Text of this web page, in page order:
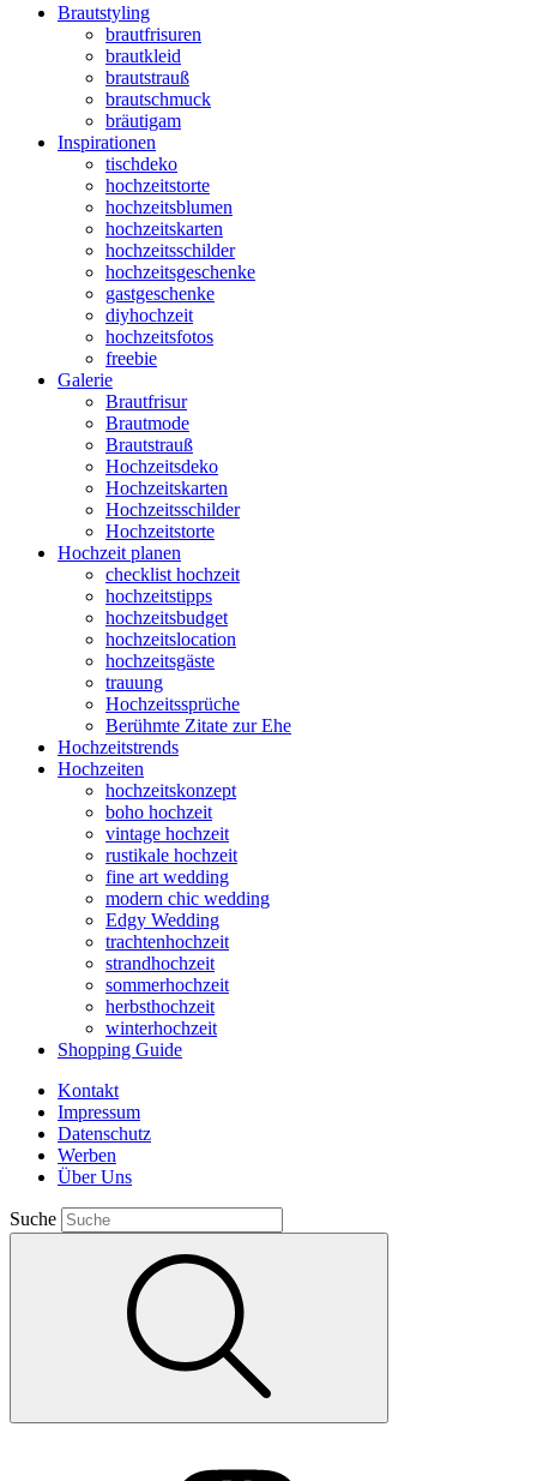
Brautstyling
brautfrisuren
brautkleid
brautstrauß
brautschmuck
bräutigam
Inspirationen
tischdeko
hochzeitstorte
hochzeitsblumen
hochzeitskarten
hochzeitsschilder
hochzeitsgeschenke
gastgeschenke
diyhochzeit
hochzeitsfotos
freebie
Galerie
Brautfrisur
Brautmode
Brautstrauß
Hochzeitsdeko
Hochzeitskarten
Hochzeitsschilder
Hochzeitstorte
Hochzeit planen
checklist hochzeit
hochzeitstipps
hochzeitsbudget
hochzeitslocation
hochzeitsgäste
trauung
Hochzeitssprüche
Berühmte Zitate zur Ehe
Hochzeitstrends
Hochzeiten
hochzeitskonzept
boho hochzeit
vintage hochzeit
rustikale hochzeit
fine art wedding
modern chic wedding
Edgy Wedding
trachtenhochzeit
strandhochzeit
sommerhochzeit
herbsthochzeit
winterhochzeit
Shopping Guide
Kontakt
Impressum
Datenschutz
Werben
Über Uns
Suche